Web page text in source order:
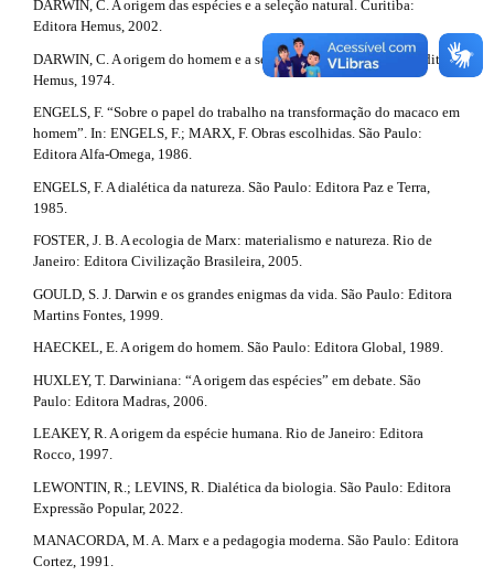
n
_
c
t
e
n
#
#
#
#
l
u
g
n
s
.
t
e
m
e
i
c
l
e
.
m
a
i
n
#
#
r
a
p
3
.
a
r
t
i
c
l
e
.
d
e
DARWIN, C. A origem das espécies e a seleção natural. Curitiba:
Editora Hemus, 2002.
DARWIN, C. A origem do homem e a seleção sexual. São Paulo: Editora
Hemus, 1974.
ENGELS, F. “Sobre o papel do trabalho na transformação do macaco em
homem”. In: ENGELS, F.; MARX, F. Obras escolhidas. São Paulo:
Editora Alfa-Omega, 1986.
ENGELS, F. A dialética da natureza. São Paulo: Editora Paz e Terra,
1985.
FOSTER, J. B. A ecologia de Marx: materialismo e natureza. Rio de
Janeiro: Editora Civilização Brasileira, 2005.
GOULD, S. J. Darwin e os grandes enigmas da vida. São Paulo: Editora
Martins Fontes, 1999.
HAECKEL, E. A origem do homem. São Paulo: Editora Global, 1989.
HUXLEY, T. Darwiniana: “A origem das espécies” em debate. São
Paulo: Editora Madras, 2006.
LEAKEY, R. A origem da espécie humana. Rio de Janeiro: Editora
Rocco, 1997.
LEWONTIN, R.; LEVINS, R. Dialética da biologia. São Paulo: Editora
Expressão Popular, 2022.
MANACORDA, M. A. Marx e a pedagogia moderna. São Paulo: Editora
Cortez, 1991.